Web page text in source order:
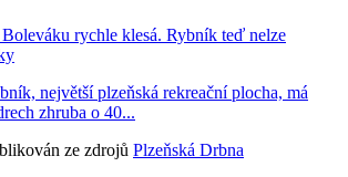
rychle klesá. Rybník teď nelze
největší plzeňská rekreační plocha, má
zhruba o 40...
ze zdrojů Plzeňská Drbna